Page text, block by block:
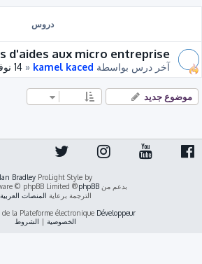
دروس
d'aides aux micro entreprise
آخر درس بواسطة kamel kaced
« 14 نوفمبر 2021, 10:55
موضوع جديد
ProLight Style by
Ian Bradley
بدعم منphpBB
® Forum Software © phpBB Limited
الترجمة برعاية المنصات العربية
Développeur
de la Plateforme électronique
الخصوصية | الشروط